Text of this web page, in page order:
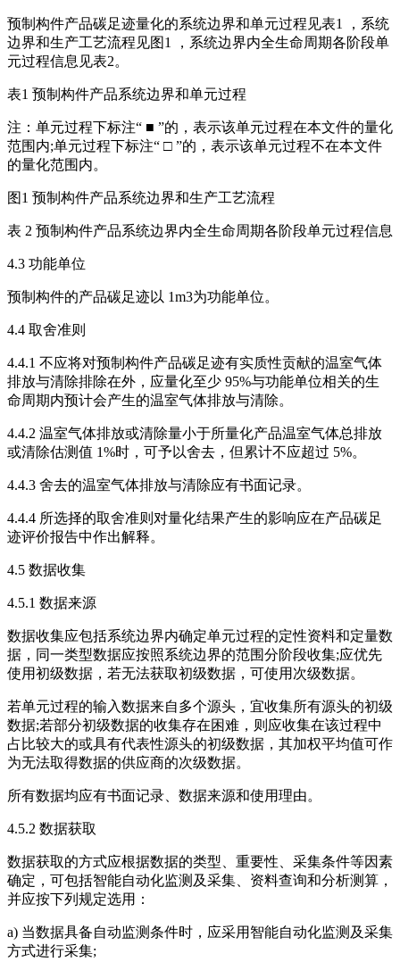
预制构件产品碳足迹量化的系统边界和单元过程见表1 ，系统
边界和生产工艺流程见图1 ，系统边界内全生命周期各阶段单
元过程信息见表2。
表1 预制构件产品系统边界和单元过程
注：单元过程下标注“ ■ ”的，表示该单元过程在本文件的量化
范围内;单元过程下标注“ □ ”的，表示该单元过程不在本文件
的量化范围内。
图1 预制构件产品系统边界和生产工艺流程
表 2 预制构件产品系统边界内全生命周期各阶段单元过程信息
4.3 功能单位
预制构件的产品碳足迹以 1m3为功能单位。
4.4 取舍准则
4.4.1 不应将对预制构件产品碳足迹有实质性贡献的温室气体
排放与清除排除在外，应量化至少 95%与功能单位相关的生
命周期内预计会产生的温室气体排放与清除。
4.4.2 温室气体排放或清除量小于所量化产品温室气体总排放
或清除估测值 1%时，可予以舍去，但累计不应超过 5%。
4.4.3 舍去的温室气体排放与清除应有书面记录。
4.4.4 所选择的取舍准则对量化结果产生的影响应在产品碳足
迹评价报告中作出解释。
4.5 数据收集
4.5.1 数据来源
数据收集应包括系统边界内确定单元过程的定性资料和定量数
据，同一类型数据应按照系统边界的范围分阶段收集;应优先
使用初级数据，若无法获取初级数据，可使用次级数据。
若单元过程的输入数据来自多个源头，宜收集所有源头的初级
数据;若部分初级数据的收集存在困难，则应收集在该过程中
占比较大的或具有代表性源头的初级数据，其加权平均值可作
为无法取得数据的供应商的次级数据。
所有数据均应有书面记录、数据来源和使用理由。
4.5.2 数据获取
数据获取的方式应根据数据的类型、重要性、采集条件等因素
确定，可包括智能自动化监测及采集、资料查询和分析测算，
并应按下列规定选用：
a) 当数据具备自动监测条件时，应采用智能自动化监测及采集
方式进行采集;